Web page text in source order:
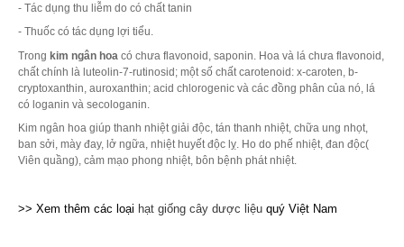
- Tác dụng thu liễm do có chất tanin
- Thuốc có tác dụng lợi tiểu.
Trong kim ngân hoa có chưa flavonoid, saponin. Hoa và lá chưa flavonoid,
chất chính là luteolin-7-rutinosid; một số chất carotenoid: x-caroten, b-
cryptoxanthin, auroxanthin; acid chlorogenic và các đồng phân của nó, lá
có loganin và secologanin.
Kim ngân hoa giúp thanh nhiệt giải độc, tán thanh nhiệt, chữa ung nhọt,
ban sởi, mày đay, lở ngữa, nhiệt huyết độc lỵ. Ho do phế nhiệt, đan độc(
Viên quầng), cảm mạo phong nhiệt, bôn bệnh phát nhiệt.
>> Xem thêm các loại hạt giống cây dược liệu quý Việt Nam